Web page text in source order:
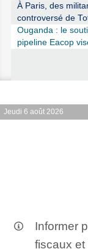
À Paris, des
controversé de
Ouganda : le
pipeline Eacop
Jeudi 6 août 2026
Informer
fiscaux et